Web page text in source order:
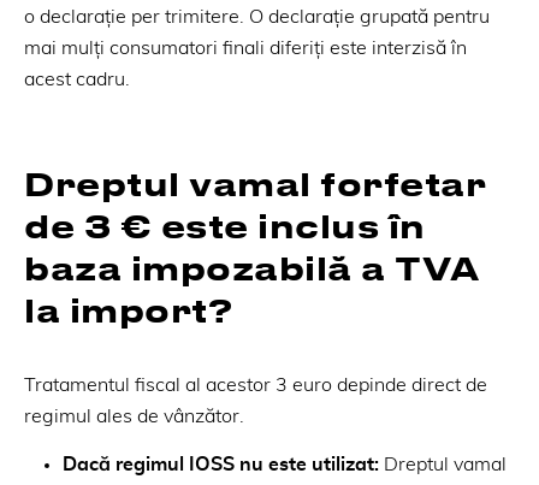
o declarație per trimitere. O declarație grupată pentru
mai mulți consumatori finali diferiți este interzisă în
acest cadru.
Dreptul vamal forfetar
de 3 € este inclus în
baza impozabilă a TVA
la import?
Tratamentul fiscal al acestor 3 euro depinde direct de
regimul ales de vânzător.
Dacă regimul IOSS nu este utilizat: Dreptul vamal